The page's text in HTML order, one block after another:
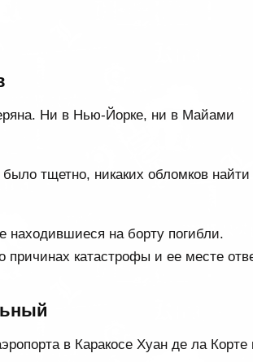
Ни в Нью-Йорке, ни в Майами
тщетно, никаких обломков найти
находившиеся на борту погибли.
причинах катастрофы и ее месте
в Каракосе Хуан де ла Корте